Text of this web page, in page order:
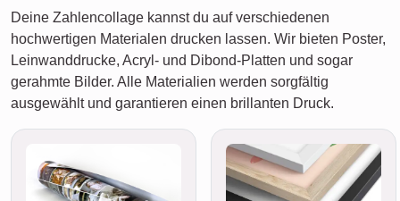
Deine Zahlencollage kannst du auf verschiedenen
hochwertigen Materialen drucken lassen. Wir bieten Poster,
Leinwanddrucke, Acryl- und Dibond-Platten und sogar
gerahmte Bilder. Alle Materialien werden sorgfältig
ausgewählt und garantieren einen brillanten Druck.